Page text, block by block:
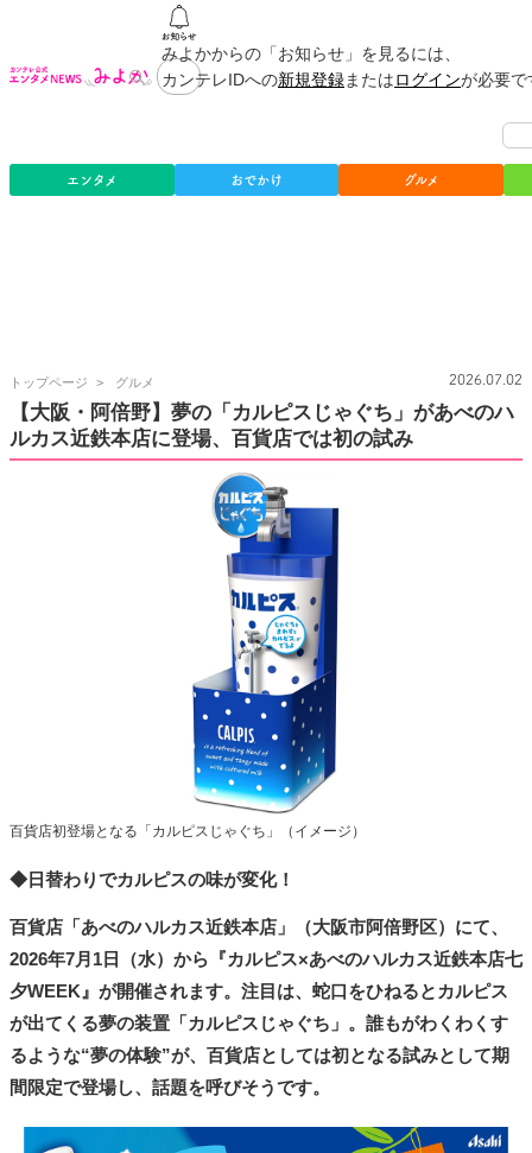
みよかからの「お知らせ」を見るには、
カンテレIDへの新規登録またはログインが必要
エンタメ おでかけ グルメ
トップページ
テ
レ
公
グルメ 2026.07.02
【大阪・阿倍野】夢の「カルピスじゃぐち」があべのハ
ルカス近鉄本店に登場、百貨店では初の試み
百貨店初登場となる「カルピスじゃぐち」（イメージ）
◆日替わりでカルピスの味が変化！
百貨店「あべのハルカス近鉄本店」（大阪市阿倍野区）にて、
2026年7月1日（水）から『カルピス×あべのハルカス近鉄本店七
夕WEEK』が開催されます。注目は、蛇口をひねるとカルピス
が出てくる夢の装置「カルピスじゃぐち」。誰もがわくわくす
るような“夢の体験”が、百貨店としては初となる試みとして期
間限定で登場し、話題を呼びそうです。